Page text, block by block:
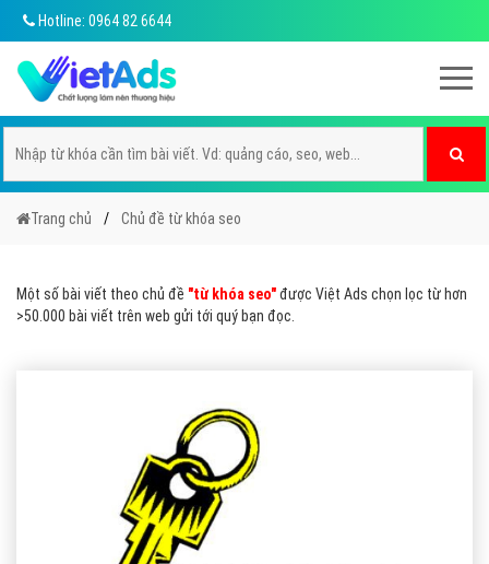
Hotline: 0964 82 6644
Trang chủ Chủ đề từ khóa seo
Một số bài viết theo chủ đề "từ khóa seo"được Việt Ads chọn lọc từ hơn
>50.000 bài viết trên web gửi tới quý bạn đọc.